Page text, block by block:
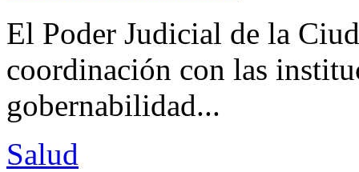
El Poder Judicial de la
coordinación con las
gobernabilidad...
Salud